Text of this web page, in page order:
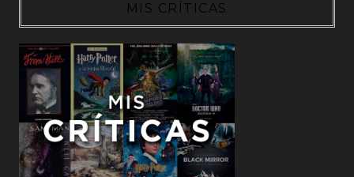
MIS CRÍTICAS